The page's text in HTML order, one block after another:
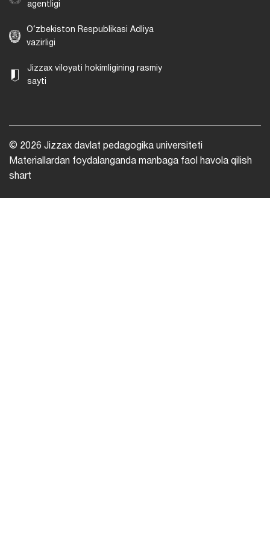
agentligi
O‘zbekiston Respublikasi Adliya
vazirligi
Jizzax viloyati hokimligining rasmiy
sayti
© 2026 Jizzax davlat pedagogika universiteti
Materiallardan foydalanganda manbaga faol havola qilish
shart